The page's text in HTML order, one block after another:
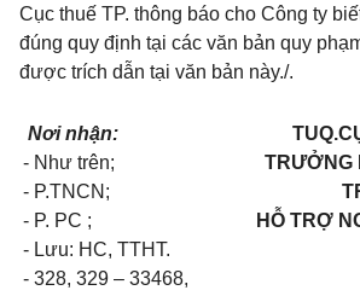
Cục thuế TP. thông báo cho Công ty
đúng quy định tại các văn bản quy
được trích dẫn tại văn bản này./.
Nơi nhận:
- Như trên;
- P.TNCN;
- P. PC ;
- Lưu: HC, TTHT.
- 328, 329 – 33468,
TRƯỞNG
HỖ TRỢ